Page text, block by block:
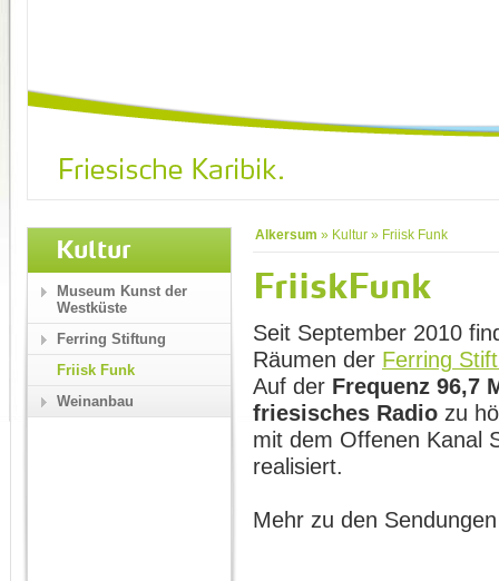
Alkersum » Kultur » Friisk Funk
FriiskFunk
Seit September 2010
Räumen der Ferring
Auf der Frequenz 96,7
friesisches Radio zu
mit dem Offenen Kanal
realisiert.
Mehr zu den
Kultur
Museum Kunst der
Westküste
Ferring Stiftung
Friisk Funk
Weinanbau